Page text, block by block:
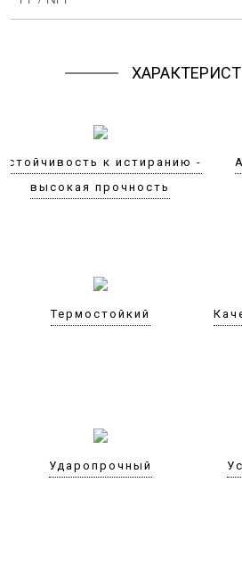
к истиранию -
высокая прочность
Термостойкий
Ударопрочный